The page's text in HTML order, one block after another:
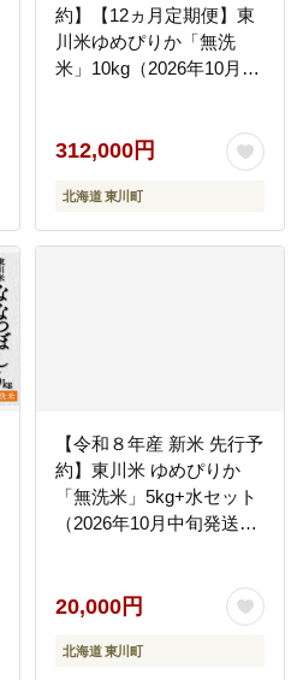
約】【12ヵ月定期便】東
川米ゆめぴりか「無洗
米」10kg（2026年10月中
312,000円
北海道 東川町
【令和８年産 新米 先行予
約】東川米 ゆめぴりか
「無洗米」5kg+水セット
（2026年10月中旬発送予
20,000円
北海道 東川町